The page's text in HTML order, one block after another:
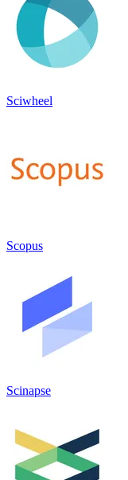
Sciwheel
Scopus
Scinapse